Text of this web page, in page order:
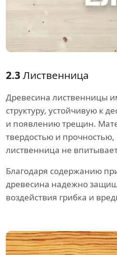
2.3 Лиственница
Древесина лиственницы
структуру, устойчивую к
и появлению трещин.
твердостью и
лиственница не
Благодаря содержанию
древесина надежно
воздействия грибка и